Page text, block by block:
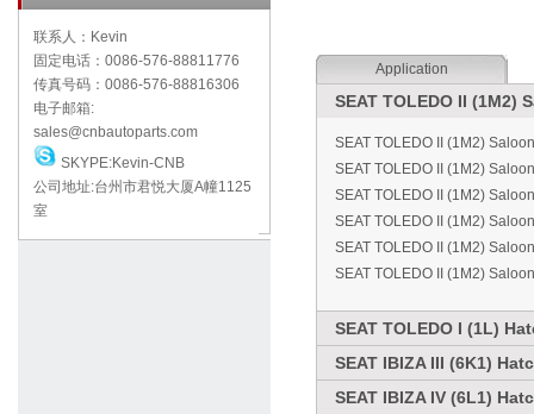
联系人：Kevin
固定电话：0086-576-88811776
传真号码：0086-576-88816306
电子邮箱:
sales@cnbautoparts.com
SKYPE:Kevin-CNB
公司地址:台州市君悦大厦A幢1125
室
Application
SEAT TOLEDO II (1M2)
SEAT TOLEDO II (1M2)
SEAT TOLEDO II (1M2)
SEAT TOLEDO II (1M2)
SEAT TOLEDO II (1M2)
SEAT TOLEDO II (1M2)
SEAT TOLEDO II (1M2)
SEAT TOLEDO I (1L)
SEAT IBIZA III (6K1)
SEAT IBIZA IV (6L1)